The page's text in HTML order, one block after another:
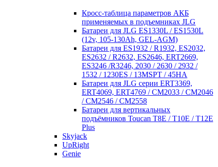
Кросc-таблица параметров АКБ
применяемых в подъемниках JLG
Батареи для JLG ES1330L / ES1530L
(12v, 105-130Ah, GEL-AGM)
Батареи для ES1932 / R1932, ES2032,
ES2632 / R2632, ES2646, ERT2669,
ES3246 /R3246, 2030 / 2630 / 2932 /
1532 / 1230ES / 13MSPT / 45HA
Батареи для JLG серии ERT3369,
ERT4069, ERT4769 / CM2033 / CM2046
/ CM2546 / CM2558
Батареи для вертикальных
подъёмников Toucan T8E / T10E / T12E
Plus
Skyjack
UpRight
Genie